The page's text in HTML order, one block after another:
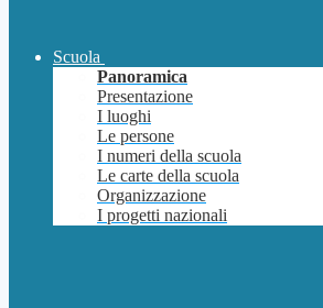
Scuola
Panoramica
Presentazione
I luoghi
Le persone
I numeri della scuola
Le carte della scuola
Organizzazione
I progetti nazionali